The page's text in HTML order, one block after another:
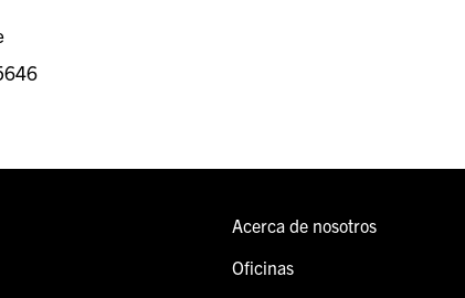
Acerca de nosotros
Oficinas